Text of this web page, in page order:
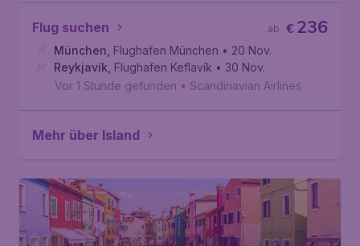
Flug suchen €236
ab
München Flughafen München • 20 Nov.
Reykjavík Flughafen Keflavík • 30 Nov.
Vor 1 Stunde gefunden • Scandinavian Airlines
Mehr über Island